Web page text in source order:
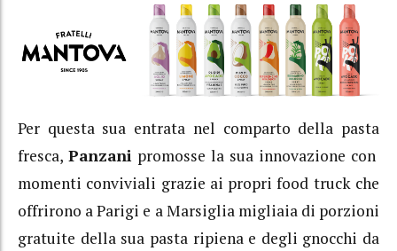
Per questa sua entrata nel comparto della pasta
fresca, Panzani promosse la sua innovazione con
momenti conviviali grazie ai propri food truck che
offrirono a Parigi e a Marsiglia migliaia di porzioni
gratuite della sua pasta ripiena e degli gnocchi da